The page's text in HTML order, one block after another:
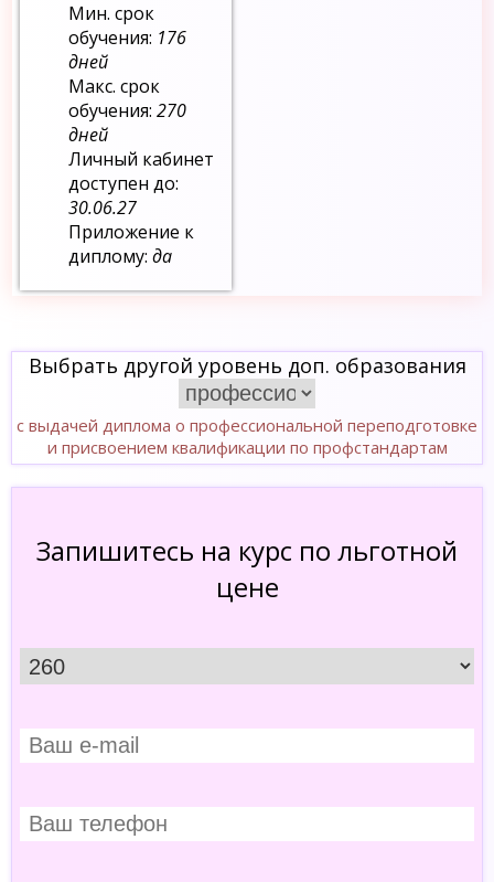
Мин. срок
обучения: 176
дней
Макс. срок
обучения:270
дней
Личный кабинет
доступен до:
30.06.27
Приложение к
диплому:да
Выбрать другой уровень доп. образования
с выдачей диплома о профессиональной переподготовке
и присвоением квалификации по профстандартам
Запишитесь на курс по льготной
цене